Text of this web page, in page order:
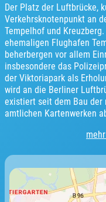
Der Platz der Luftbrücke,
Verkehrsknotenpunkt an
Tempelhof und
ehemaligen Flughafen
beherbergen vor allem
insbesondere das
der Viktoriapark als
wird an die Berliner
existiert seit dem Bau der
amtlichen Kartenwerken